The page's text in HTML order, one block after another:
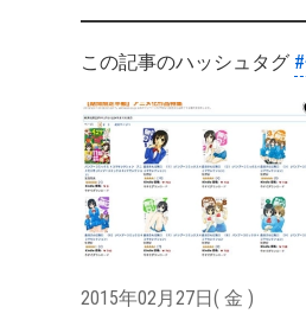
この記事のハッシュタグ
2015年02月27日( 金 )